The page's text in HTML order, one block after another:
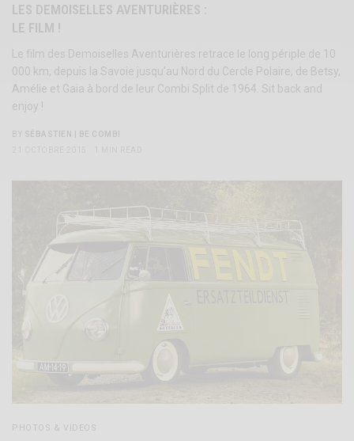
LES DEMOISELLES AVENTURIÈRES :
LE FILM !
Le film des Demoiselles Aventurières retrace le long périple de 10
000 km, depuis la Savoie jusqu’au Nord du Cercle Polaire, de Betsy,
Amélie et Gaia à bord de leur Combi Split de 1964. Sit back and
enjoy !
BY SÉBASTIEN | BE COMBI
PHOTOS & VIDEOS